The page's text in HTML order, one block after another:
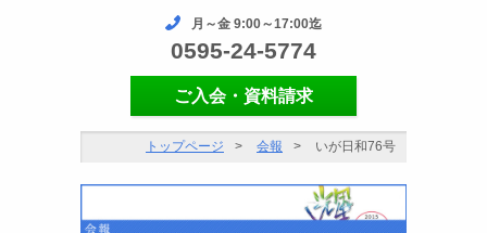
月～金 9:00～17:00迄
0595-24-5774
ご入会・資料請求
トップページ 会報 いが日和76号